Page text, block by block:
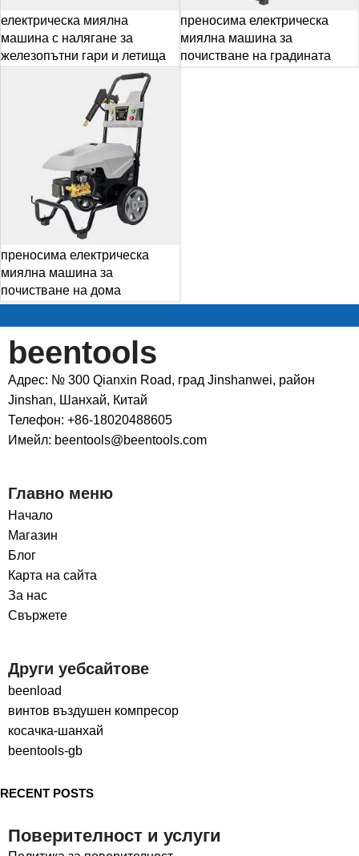
електрическа миялна
машина с налягане за
железопътни гари и летища
преносима електрическа
миялна машина за
почистване на градината
преносима електрическа
миялна машина за
почистване на дома
beentools
Адрес: № 300 Qianxin Road, град Jinshanwei, район
Jinshan, Шанхай, Китай
Телефон: +86-18020488605
Имейл: beentools@beentools.com
Главно меню
Начало
Магазин
Блог
Карта на сайта
За нас
Свържете
Други уебсайтове
beenload
винтов въздушен компресор
косачка-шанхай
beentools-gb
RECENT POSTS
Поверителност и услуги